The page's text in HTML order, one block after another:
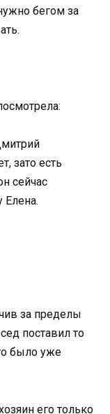
бегом за
зато есть
сейчас
Елена.
за пределы
поставил то
было уже
его только